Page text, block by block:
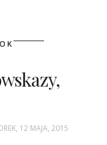
12 MAJA, 2015